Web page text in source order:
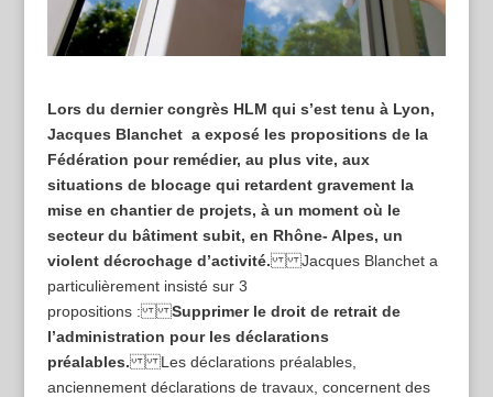
Lors du dernier congrès HLM qui s’est tenu à Lyon,
Jacques Blanchet a exposé les propositions de la
Fédération pour remédier, au plus vite, aux
situations de blocage qui retardent gravement la
mise en chantier de projets, à un moment où le
secteur du bâtiment subit, en Rhône- Alpes, un
violent décrochage d’activité.Jacques Blanchet a
particulièrement insisté sur 3
propositions :Supprimer le droit de retrait de
l’administration pour les déclarations
préalables.Les déclarations préalables,
anciennement déclarations de travaux, concernent des